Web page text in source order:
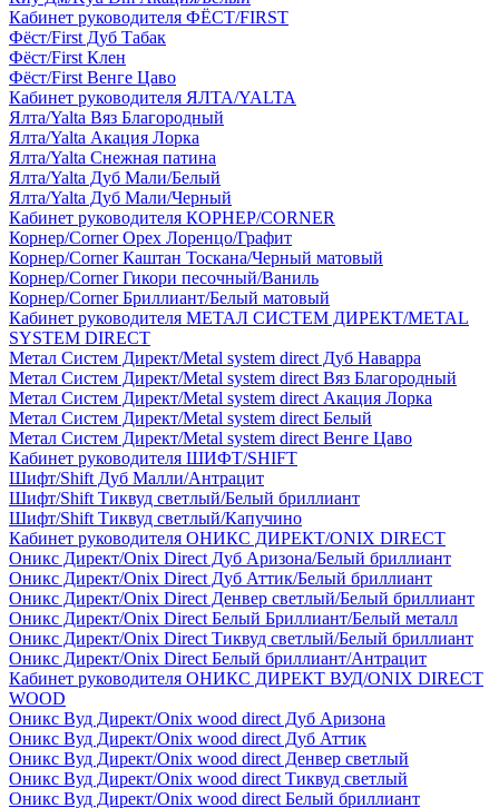
Кабинет руководителя ФЁСТ/FIRST
Фёст/First Дуб Табак
Фёст/First Клен
Фёст/First Венге Цаво
Кабинет руководителя ЯЛТА/YALTA
Ялта/Yalta Вяз Благородный
Ялта/Yalta Акация Лорка
Ялта/Yalta Снежная патина
Ялта/Yalta Дуб Мали/Белый
Ялта/Yalta Дуб Мали/Черный
Кабинет руководителя КОРНЕР/CORNER
Корнер/Corner Орех Лоренцо/Графит
Корнер/Corner Каштан Тоскана/Черный матовый
Корнер/Corner Гикори песочный/Ваниль
Корнер/Corner Бриллиант/Белый матовый
Кабинет руководителя МЕТАЛ СИСТЕМ ДИРЕКТ/METAL
SYSTEM DIRECT
Метал Систем Директ/Metal system direct Дуб Наварра
Метал Систем Директ/Metal system direct Вяз Благородный
Метал Систем Директ/Metal system direct Акация Лорка
Метал Систем Директ/Metal system direct Белый
Метал Систем Директ/Metal system direct Венге Цаво
Кабинет руководителя ШИФТ/SHIFT
Шифт/Shift Дуб Малли/Антрацит
Шифт/Shift Тиквуд светлый/Белый бриллиант
Шифт/Shift Тиквуд светлый/Капучино
Кабинет руководителя ОНИКС ДИРЕКТ/ONIX DIRECT
Оникс Директ/Onix Direct Дуб Аризона/Белый бриллиант
Оникс Директ/Onix Direct Дуб Аттик/Белый бриллиант
Оникс Директ/Onix Direct Денвер светлый/Белый бриллиант
Оникс Директ/Onix Direct Белый Бриллиант/Белый металл
Оникс Директ/Onix Direct Тиквуд светлый/Белый бриллиант
Оникс Директ/Onix Direct Белый бриллиант/Антрацит
Кабинет руководителя ОНИКС ДИРЕКТ ВУД/ONIX DIRECT
WOOD
Оникс Вуд Директ/Onix wood direct Дуб Аризона
Оникс Вуд Директ/Onix wood direct Дуб Аттик
Оникс Вуд Директ/Onix wood direct Денвер светлый
Оникс Вуд Директ/Onix wood direct Тиквуд светлый
Оникс Вуд Директ/Onix wood direct Белый бриллиант